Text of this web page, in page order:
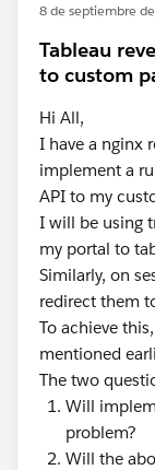
8 de septiembre
Tableau
to custom
Hi All,
I have a nginx
implement a
API to my
I will be using
my portal to
Similarly, on
redirect them
To achieve
mentioned
The two
Will
problem?
Will the